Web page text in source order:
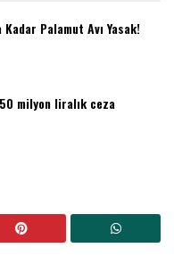
Palamut Avı Yasak!
milyon liralık ceza